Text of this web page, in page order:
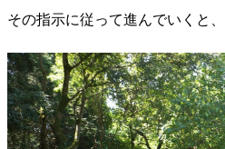
その指示に従って進んでいくと、